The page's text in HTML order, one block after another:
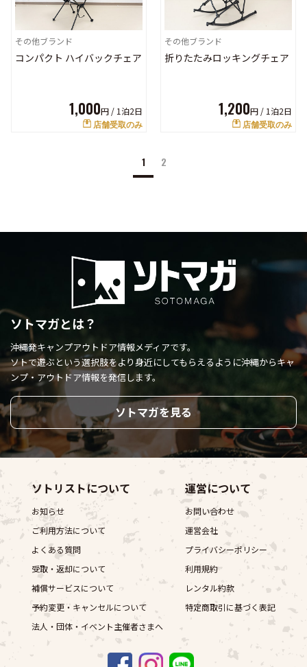
その他ブランド
コンパクト ハイバックチェア
1,000円 / 1泊2日
店舗受取のみ
その他ブランド
折りたたみロッキングチェア
1,200円 / 1泊2日
店舗受取のみ
1 2
ソトマガとは？
沖縄発キャンプアウトドア情報メディアです。
ソトで遊ぶという選択肢をより身近にしてもらえるように沖縄からキャ
ンプ・アウトドア情報を発信します。
ソトマガを見る
ソトリストについて
お知らせ
ご利用方法について
よくある質問
受取・返却について
補償サービスについて
予約変更・キャンセルについて
法人・団体・イベント主催者さまへ
運営について
お問い合わせ
運営会社
プライバシーポリシー
利用規約
レンタル約款
特定商取引に基づく表記